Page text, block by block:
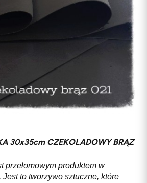
30x35cm CZEKOLADOWY BRĄZ
przełomowym produktem w
to tworzywo sztuczne, które